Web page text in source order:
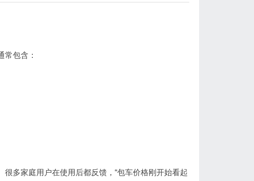
包含：
多家庭用户在使用后都反馈，“包车价格刚开始看起